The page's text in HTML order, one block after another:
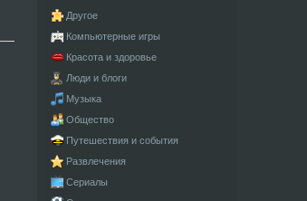
Другое
Компьютерные игры
Красота и здоровье
Люди и блоги
Музыка
Общество
Путешествия и события
Развлечения
Сериалы